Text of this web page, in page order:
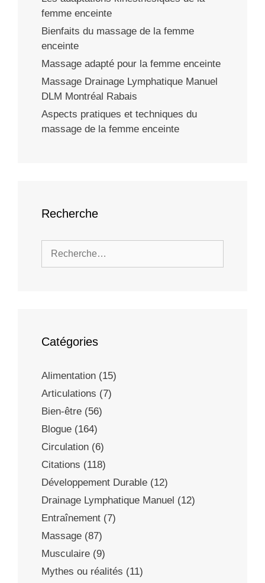
femme enceinte
Bienfaits du massage de la femme
enceinte
Massage adapté pour la femme enceinte
Massage Drainage Lymphatique Manuel
DLM Montréal Rabais
Aspects pratiques et techniques du
massage de la femme enceinte
Recherche
Catégories
Alimentation (15)
Articulations (7)
Bien-être (56)
Blogue (164)
Circulation (6)
Citations (118)
Développement Durable (12)
Drainage Lymphatique Manuel (12)
Entraînement (7)
Massage (87)
Musculaire (9)
Mythes ou réalités (11)